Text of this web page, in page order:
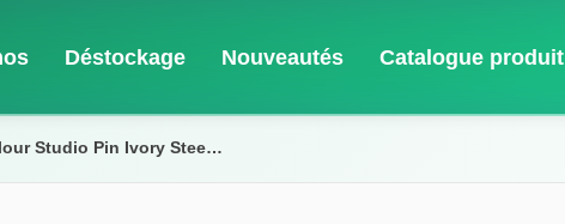
Déstockage Nouveautés Catalogue produit
BIBS Sucette Colour Studio Pin Ivory Steel Blue Mix (0+m)